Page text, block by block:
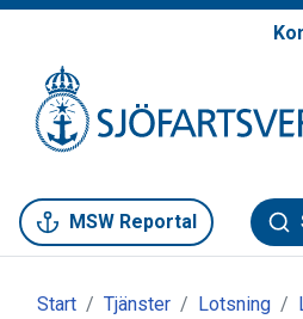
MSW Reportal
Start Tjänster Lotsning